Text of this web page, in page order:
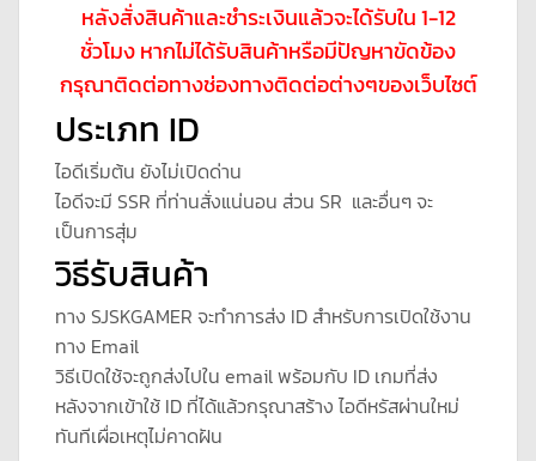
หลังสั่งสินค้าและชำระเงินแล้วจะได้รับใน 1-12
ชั่วโมง หากไม่ได้รับสินค้าหรือมีปัญหาขัดข้อง
กรุณาติดต่อทางช่องทางติดต่อต่างๆของเว็บไซต์
ประเภท ID
ไอดีเริ่มต้น ยังไม่เปิดด่าน
ไอดีจะมี SSR ที่ท่านสั่งแน่นอน ส่วน SR และอื่นๆ จะ
เป็นการสุ่ม
วิธีรับสินค้า
ทาง SJSKGAMER จะทำการส่ง ID สำหรับการเปิดใช้งาน
ทาง Email
วิธีเปิดใช้จะถูกส่งไปใน email พร้อมกับ ID เกมที่ส่ง
หลังจากเข้าใช้ ID ที่ได้แล้วกรุณาสร้าง ไอดีหรัสผ่านใหม่
ทันทีเผื่อเหตุไม่คาดฝัน